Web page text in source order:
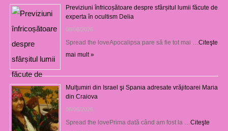
Previziuni înfricoșătoare despre sfârșitul lumii făcute de
experta în ocultism Delia
08/08/2026
Spread the loveApocalipsa pare să fie tot mai …Citeşte
mai mult »
Mulţumiri din Israel şi Spania adresate vrăjitoarei Maria
din Craiova
08/08/2026
Spread the lovePrima dată când am fost la …Citeşte